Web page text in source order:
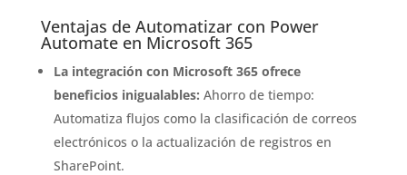
Ventajas de Automatizar con Power
Automate en Microsoft 365
La integración con Microsoft 365 ofrece
beneficios inigualables: Ahorro de tiempo:
Automatiza flujos como la clasificación de correos
electrónicos o la actualización de registros en
SharePoint.